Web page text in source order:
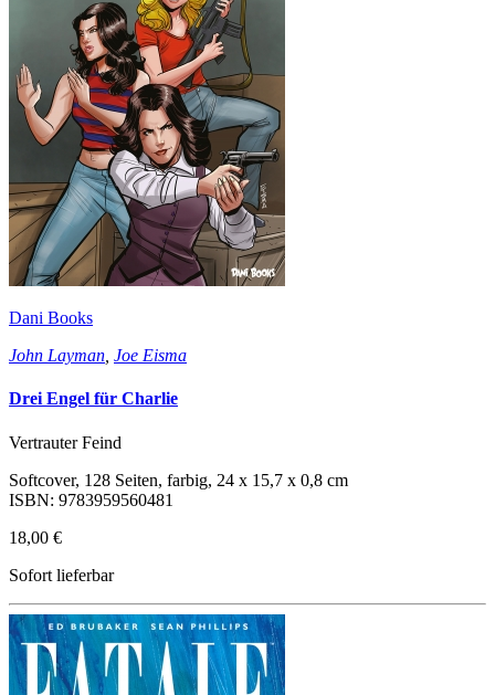
Dani Books
John Layman Joe Eisma
Drei Engel für Charlie
Vertrauter Feind
Softcover, 128 Seiten, farbig, 24 x 15,7 x 0,8 cm
ISBN: 9783959560481
18,00 €
Sofort lieferbar